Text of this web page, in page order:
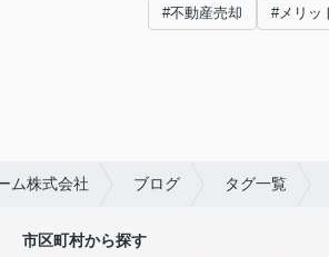
#不動産売却 #メリッ
ム株式会社 ブログ タグ一覧
市区町村から探す